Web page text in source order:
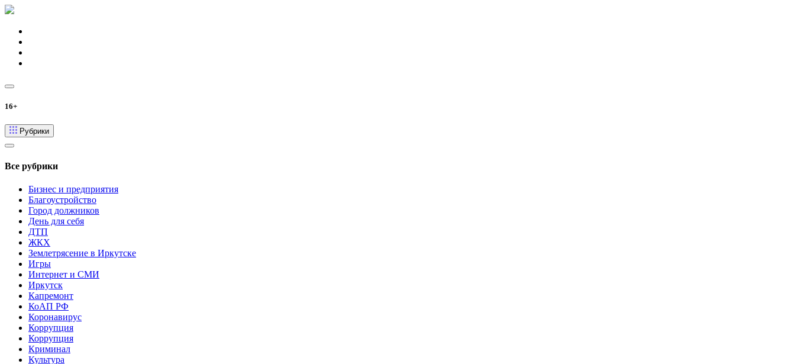
16+
Рубрики
Все рубрики
Бизнес и предприятия
Благоустройство
Город должников
День для себя
ДТП
ЖКХ
Землетрясение в Иркутске
Игры
Интернет и СМИ
Иркутск
Капремонт
КоАП РФ
Коронавирус
Коррупция
Коррупция
Криминал
Культура